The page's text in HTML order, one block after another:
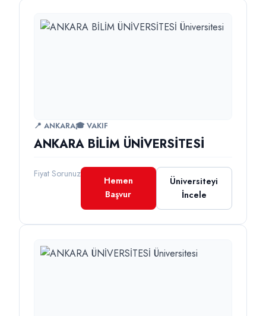
📍 ANKARA🎓 VAKIF
ANKARA BİLİM ÜNİVERSİTESİ
Fiyat Sorunuz
Hemen
Başvur
Üniversiteyi
İncele